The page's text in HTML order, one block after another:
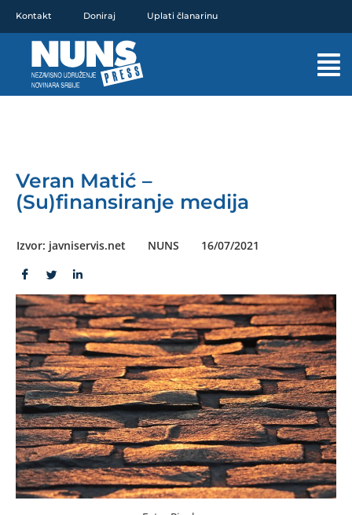
sadržaj
Kontakt Doniraj Uplati članarinu
Veran Matić –
(Su)finansiranje medija
Izvor: javniservis.net NUNS 16/07/2021